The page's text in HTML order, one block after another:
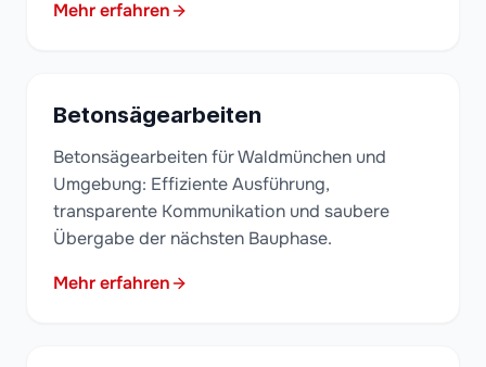
Mehr erfahren
Betonsägearbeiten
Betonsägearbeiten für Waldmünchen und
Umgebung: Effiziente Ausführung,
transparente Kommunikation und saubere
Übergabe der nächsten Bauphase.
Mehr erfahren